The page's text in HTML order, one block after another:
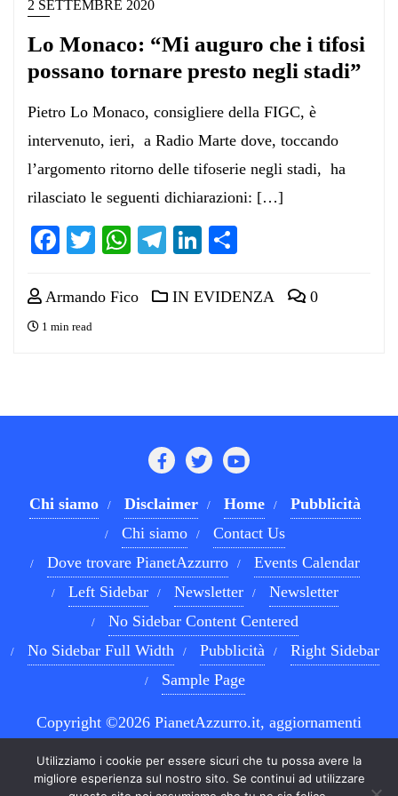
2 SETTEMBRE 2020
Lo Monaco: “Mi auguro che i tifosi
possano tornare presto negli stadi”
Pietro Lo Monaco, consigliere della FIGC, è
intervenuto, ieri, a Radio Marte dove, toccando
l’argomento ritorno delle tifoserie negli stadi, ha
rilasciato le seguenti dichiarazioni: […]
Facebook
TwitterWhatsApp
Telegram
LinkedIn
Armando Fico IN EVIDENZA 0
1 min read
Chi siamo Disclaimer Home
Pubblicità
Chi siamo
Contact Us
Dove trovare PianetAzzurro
Events Calendar
Left Sidebar
Newsletter
Newsletter
No Sidebar Content Centered
No Sidebar Full Width
Pubblicità
Right Sidebar
Sample Page
Copyright ©2026 PianetAzzurro.it, aggiornamenti
rights reserved.Powered byWordPress & Designed by
Utilizziamo i cookie per essere sicuri che tu possa avere la
migliore esperienza sul nostro sito. Se continui ad utilizzare